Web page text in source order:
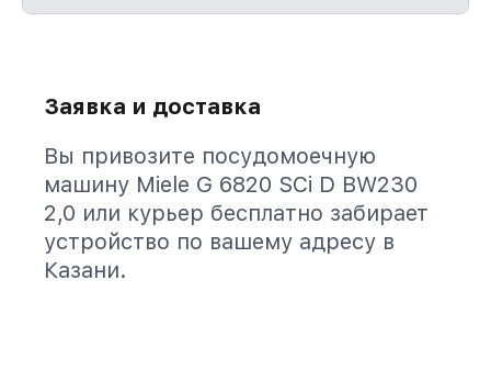
Заявка и доставка
Вы привозите посудомоечную
машину Miele G 6820 SCi D BW230
2,0 или курьер бесплатно забирает
устройство по вашему адресу в
Казани.